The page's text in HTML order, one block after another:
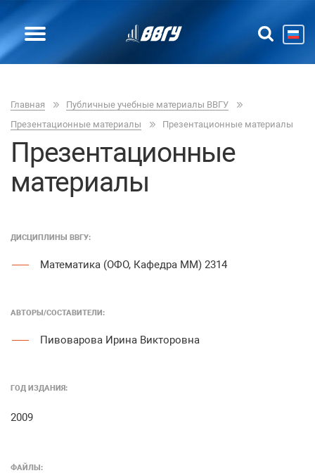
Главная
Публичные учебные материалы ВВГУ
Презентационные материалы
Презентационные материалы
Презентационные
материалы
ДИСЦИПЛИНЫ ВВГУ:
Математика (ОФО, Кафедра ММ) 2314
АВТОРЫ/COСТАВИТЕЛИ:
Пивоварова Ирина Викторовна
ГОД ИЗДАНИЯ:
2009
ФАЙЛЫ: